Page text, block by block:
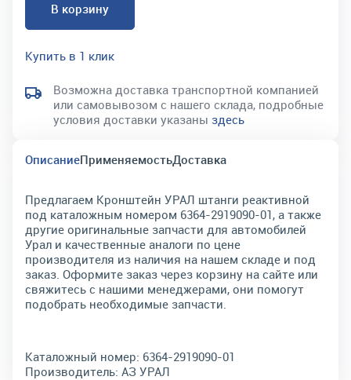
В корзину
Купить в 1 клик
Возможна доставка транспортной компанией
или самовывозом с нашего склада, подробные
условия доставки указаны здесь
ОписаниеПрименяемостьДоставка
Предлагаем Кронштейн УРАЛ штанги реактивной
под каталожным номером 6364-2919090-01, а также
другие оригинальные запчасти для автомобилей
Урал и качественные аналоги по цене
производителя из наличия на нашем складе и под
заказ. Оформите заказ через корзину на сайте или
свяжитесь с нашими менеджерами, они помогут
подобрать необходимые запчасти.
Каталожный номер: 6364-2919090-01
Производитель: АЗ УРАЛ